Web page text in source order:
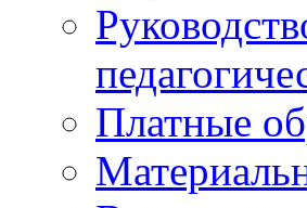
Платные